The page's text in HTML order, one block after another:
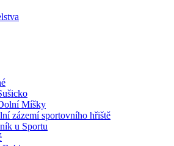
Míšky
zázemí sportovního hřiště
u Sportu